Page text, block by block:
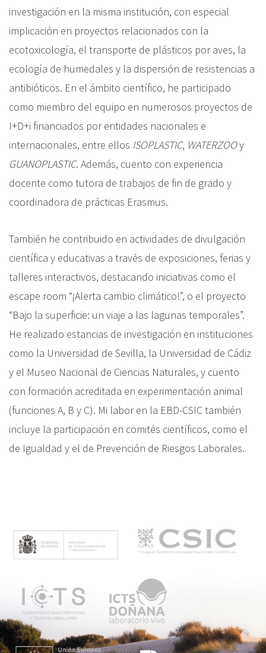
investigación en la misma institución, con especial
implicación en proyectos relacionados con la
ecotoxicología, el transporte de plásticos por aves, la
ecología de humedales y la dispersión de resistencias a
antibióticos. En el ámbito científico, he participado
como miembro del equipo en numerosos proyectos de
I+D+i financiados por entidades nacionales e
internacionales, entre ellos ISOPLASTIC, WATERZOOy
GUANOPLASTIC. Además, cuento con experiencia
docente como tutora de trabajos de fin de grado y
coordinadora de prácticas Erasmus.
También he contribuido en actividades de divulgación
científica y educativas a través de exposiciones, ferias y
talleres interactivos, destacando iniciativas como el
escape room “¡Alerta cambio climático!”, o el proyecto
“Bajo la superficie: un viaje a las lagunas temporales”.
He realizado estancias de investigación en instituciones
como la Universidad de Sevilla, la Universidad de Cádiz
y el Museo Nacional de Ciencias Naturales, y cuento
con formación acreditada en experimentación animal
(funciones A, B y C). Mi labor en la EBD-CSIC también
incluye la participación en comités científicos, como el
de Igualdad y el de Prevención de Riesgos Laborales.
e
n
ú
p
r
i